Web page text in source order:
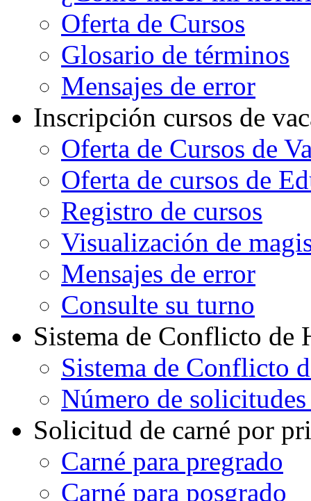
Oferta de Cursos
Glosario de términos
Mensajes de error
Inscripción cursos de
Oferta de Cursos de
Oferta de cursos de
Registro de cursos
Visualización de
Mensajes de error
Consulte su turno
Sistema de Conflicto de
Sistema de Conflicto
Número de
Solicitud de carné por
Carné para pregrado
Carné para posgrado